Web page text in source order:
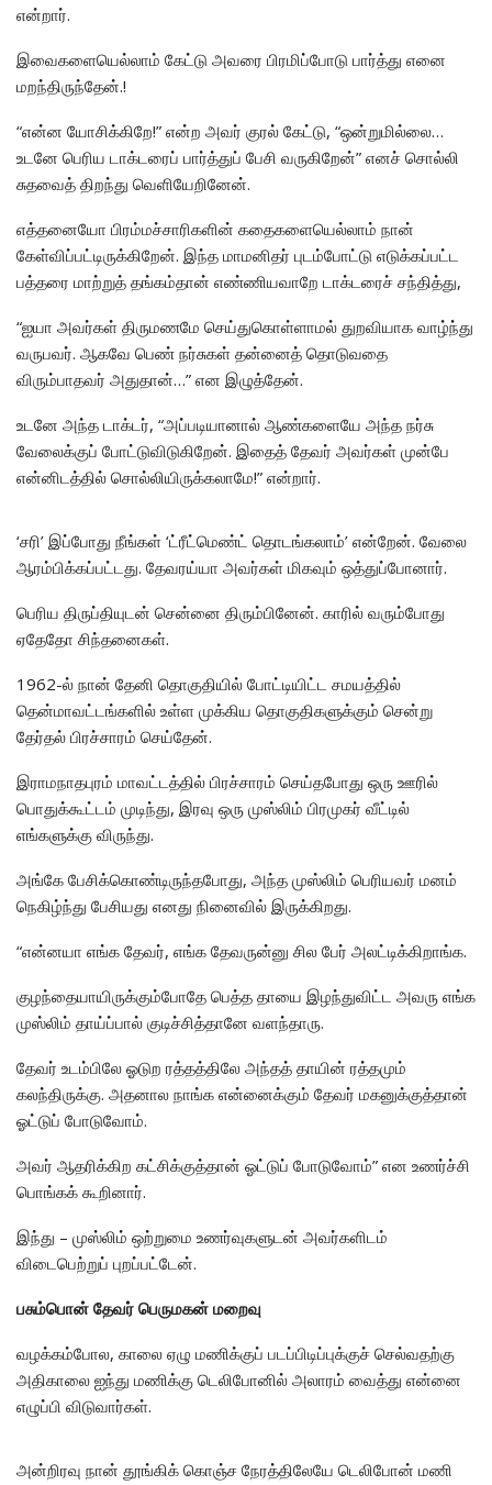
என்றார்.
இவைகளையெல்லாம் கேட்டு அவரை பிரமிப்போடு பார்த்து எனை
மறந்திருந்தேன்.!
“என்ன யோசிக்கிறே!” என்ற அவர் குரல் கேட்டு, “ஒன்றுமில்லை…
உடனே பெரிய டாக்டரைப் பார்த்துப் பேசி வருகிறேன்” எனச் சொல்லி
சுதவைத் திறந்து வெளியேறினேன்.
எத்தனையோ பிரம்மச்சாரிகளின் கதைகளையெல்லாம் நான்
கேள்விப்பட்டிருக்கிறேன். இந்த மாமனிதர் புடம்போட்டு எடுக்கப்பட்ட
பத்தரை மாற்றுத் தங்கம்தான் எண்ணியவாறே டாக்டரைச் சந்தித்து,
“ஐயா அவர்கள் திருமணமே செய்துகொள்ளாமல் துறவியாக வாழ்ந்து
வருபவர். ஆகவே பெண் நர்சுகள் தன்னைத் தொடுவதை
விரும்பாதவர் அதுதான்…” என இழுத்தேன்.
உடனே அந்த டாக்டர், “அப்படியானால் ஆண்களையே அந்த நர்சு
வேலைக்குப் போட்டுவிடுகிறேன். இதைத் தேவர் அவர்கள் முன்பே
என்னிடத்தில் சொல்லியிருக்கலாமே!” என்றார்.
‘சரி’ இப்போது நீங்கள் ‘ட்ரீட்மெண்ட் தொடங்கலாம்’ என்றேன். வேலை
ஆரம்பிக்கப்பட்டது. தேவரய்யா அவர்கள் மிகவும் ஒத்துப்போனார்.
பெரிய திருப்தியுடன் சென்னை திரும்பினேன். காரில் வரும்போது
ஏதேதோ சிந்தனைகள்.
1962-ல் நான் தேனி தொகுதியில் போட்டியிட்ட சமயத்தில்
தென்மாவட்டங்களில் உள்ள முக்கிய தொகுதிகளுக்கும் சென்று
தேர்தல் பிரச்சாரம் செய்தேன்.
இராமநாதபுரம் மாவட்டத்தில் பிரச்சாரம் செய்தபோது ஒரு ஊரில்
பொதுக்கூட்டம் முடிந்து, இரவு ஒரு முஸ்லிம் பிரமுகர் வீட்டில்
எங்களுக்கு விருந்து.
அங்கே பேசிக்கொண்டிருந்தபோது, அந்த முஸ்லிம் பெரியவர் மனம்
நெகிழ்ந்து பேசியது எனது நினைவில் இருக்கிறது.
“என்னயா எங்க தேவர், எங்க தேவருன்னு சில பேர் அலட்டிக்கிறாங்க.
குழந்தையாயிருக்கும்போதே பெத்த தாயை இழந்துவிட்ட அவரு எங்க
முஸ்லிம் தாய்ப்பால் குடிச்சித்தானே வளந்தாரு.
தேவர் உடம்பிலே ஓடுற ரத்தத்திலே அந்தத் தாயின் ரத்தமும்
கலந்திருக்கு. அதனால நாங்க என்னைக்கும் தேவர் மகனுக்குத்தான்
ஓட்டுப் போடுவோம்.
அவர் ஆதரிக்கிற கட்சிக்குத்தான் ஓட்டுப் போடுவோம்” என உணர்ச்சி
பொங்கக் கூறினார்.
இந்து – முஸ்லிம் ஒற்றுமை உணர்வுகளுடன் அவர்களிடம்
விடைபெற்றுப் புறப்பட்டேன்.
பசும்பொன் தேவர் பெருமகன் மறைவு
வழக்கம்போல, காலை ஏழு மணிக்குப் படப்பிடிப்புக்குச் செல்வதற்கு
அதிகாலை ஐந்து மணிக்கு டெலிபோனில் அலாரம் வைத்து என்னை
எழுப்பி விடுவார்கள்.
அன்றிரவு நான் தூங்கிக் கொஞ்ச நேரத்திலேயே டெலிபோன் மணி